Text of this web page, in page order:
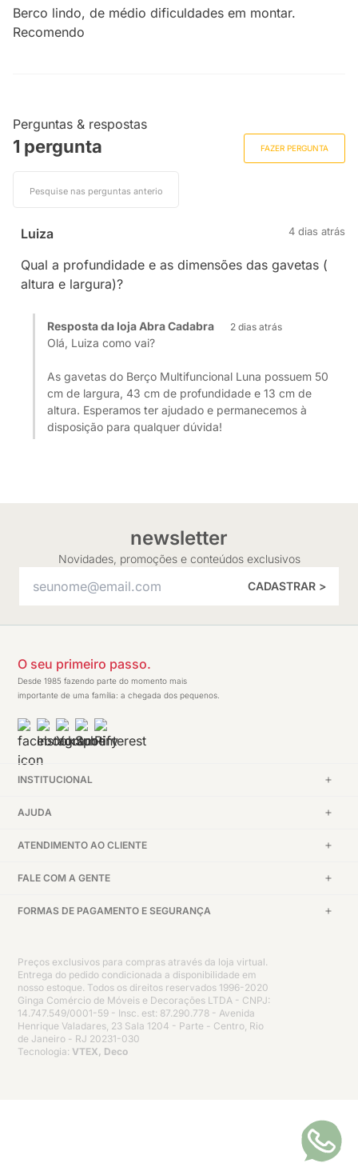
Berco lindo, de médio dificuldades em montar.
Recomendo
Perguntas & respostas
1 pergunta FAZER PERGUNTA
Luiza 4 dias atrás
Qual a profundidade e as dimensões das gavetas (
altura e largura)?
Resposta da loja Abra Cadabra 2 dias atrás
Olá, Luiza como vai?
As gavetas do Berço Multifuncional Luna possuem 50
cm de largura, 43 cm de profundidade e 13 cm de
altura. Esperamos ter ajudado e permanecemos à
disposição para qualquer dúvida!
newsletter
Novidades, promoções e conteúdos exclusivos
CADASTRAR >
O seu primeiro passo.
Desde 1985 fazendo parte do momento mais
importante de uma família: a chegada dos pequenos.
INSTITUCIONAL
AJUDA
ATENDIMENTO AO CLIENTE
FALE COM A GENTE
FORMAS DE PAGAMENTO E SEGURANÇA
Preços exclusivos para compras através da loja virtual.
Entrega do pedido condicionada a disponibilidade em
nosso estoque. Todos os direitos reservados 1996-2020
Ginga Comércio de Móveis e Decorações LTDA - CNPJ:
14.747.549/0001-59 - Insc. est: 87.290.778 - Avenida
Henrique Valadares, 23 Sala 1204 - Parte - Centro, Rio
de Janeiro - RJ 20231-030
Tecnologia: VTEX, Deco